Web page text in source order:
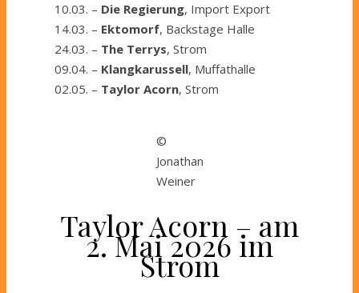
10.03. – Die Regierung, Import Export
14.03. – Ektomorf, Backstage Halle
24.03. – The Terrys, Strom
09.04. – Klangkarussell, Muffathalle
02.05. – Taylor Acorn, Strom
©
Jonathan
Weiner
Taylor Acorn – am
2. Mai 2026 im
Strom